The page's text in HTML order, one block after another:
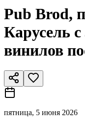
Pub Brod,
Карусель
винилов
пятница, 5 июня 2026